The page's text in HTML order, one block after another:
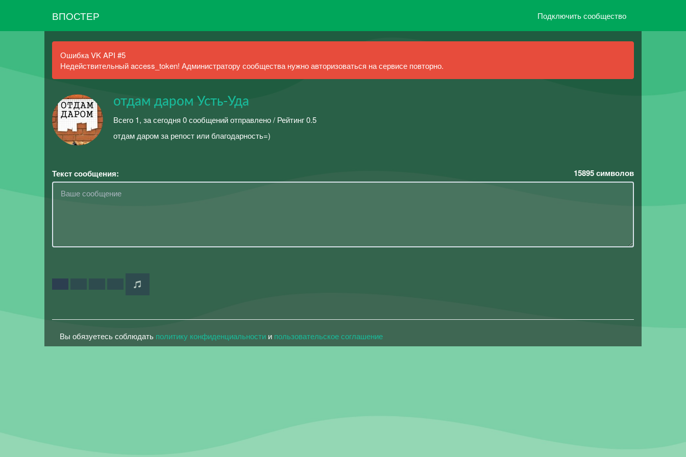
ВПОСТЕР Подключить сообщество
Ошибка VK API #5
Недействительный access_token! Администратору сообщества нужно авторизоваться на сервисе повторно.
отдам даром Усть-Уда
Всего 1, за сегодня 0 сообщений отправлено / Рейтинг 0.5
отдам даром за репост или благодарность=)
Текст сообщения: 15895символов
Вы обязуетесь соблюдать политику конфиденциальности и пользовательское соглашение